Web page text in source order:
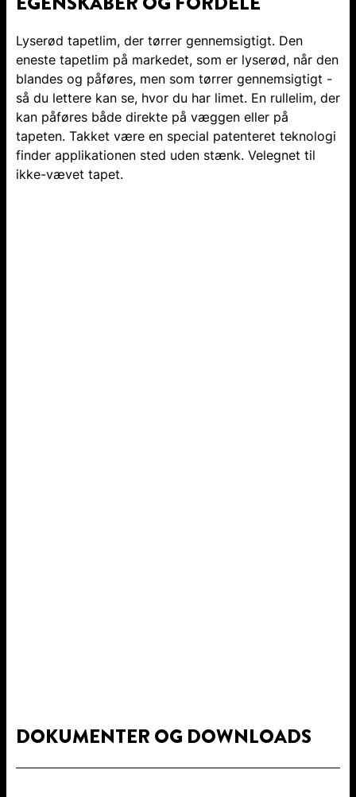
Lyserød tapetlim, der tørrer gennemsigtigt. Den
eneste tapetlim på markedet, som er lyserød, når den
blandes og påføres, men som tørrer gennemsigtigt -
så du lettere kan se, hvor du har limet. En rullelim, der
kan påføres både direkte på væggen eller på
tapeten. Takket være en special patenteret teknologi
finder applikationen sted uden stænk. Velegnet til
ikke-vævet tapet.
DOKUMENTER OG DOWNLOADS